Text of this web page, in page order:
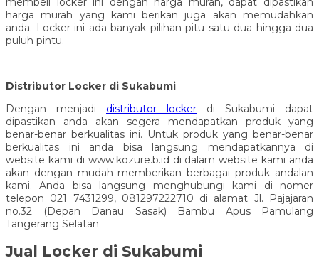
harga murah yang kami berikan juga akan memudahkan
anda. Locker ini ada banyak pilihan pitu satu dua hingga dua
puluh pintu.
Distributor Locker di Sukabumi
Dengan menjadi distributor locker di Sukabumi dapat
dipastikan anda akan segera mendapatkan produk yang
benar-benar berkualitas ini. Untuk produk yang benar-benar
berkualitas ini anda bisa langsung mendapatkannya di
website kami di www.kozure.b.id di dalam website kami anda
akan dengan mudah memberikan berbagai produk andalan
kami. Anda bisa langsung menghubungi kami di nomer
telepon 021 7431299, 081297222710 di alamat Jl. Pajajaran
no.32 (Depan Danau Sasak) Bambu Apus Pamulang
Tangerang Selatan
Jual Locker di Sukabumi